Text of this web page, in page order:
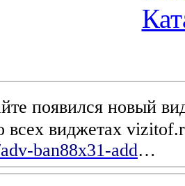
появился новый
всех виджетах
ban88x31-add…